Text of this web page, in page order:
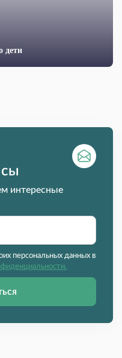
дети
интересные
персональных данных в